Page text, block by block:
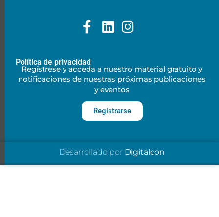
Política de privacidad
Regístrese y acceda a nuestro material gratuito y
notificaciones de nuestras próximas publicaciones
y eventos
Registrarse
Desarrollado por Digitalcon